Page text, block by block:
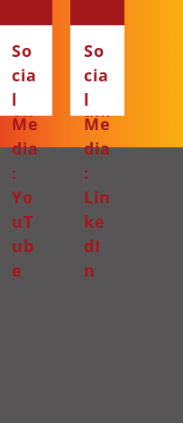
ce
bo
ok
ta
gr
am
So
cia
l
Me
dia
:
Yo
uT
ub
e
So
cia
l
Me
dia
:
Lin
ke
dI
n